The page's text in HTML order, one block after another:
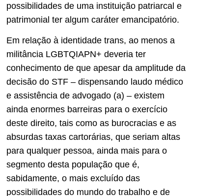
possibilidades de uma instituição patriarcal e
patrimonial ter algum caráter emancipatório.
Em relação à identidade trans, ao menos a
militância LGBTQIAPN+ deveria ter
conhecimento de que apesar da amplitude da
decisão do STF – dispensando laudo médico
e assistência de advogado (a) – existem
ainda enormes barreiras para o exercício
deste direito, tais como as burocracias e as
absurdas taxas cartorárias, que seriam altas
para qualquer pessoa, ainda mais para o
segmento desta população que é,
sabidamente, o mais excluído das
possibilidades do mundo do trabalho e de